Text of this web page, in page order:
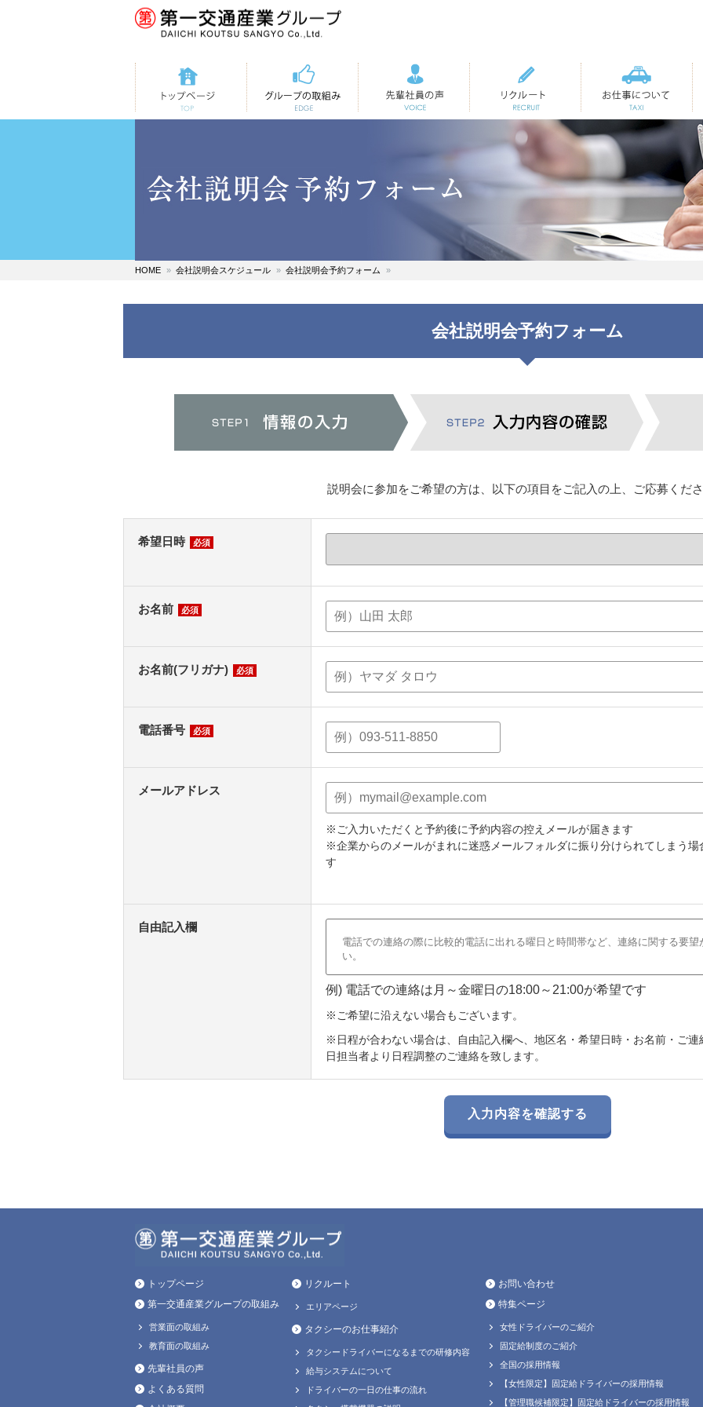
トップページ 第一交通の取組み 先輩社員の声 リクルート お仕事について
HOME 会社説明会スケジュール 会社説明会予約フォーム
会社説明会予約フォーム
説明会に参加をご希望の方は、以下の項目をご記入の上、ご応募くだ
希望日時 必須
お名前 必須
お名前(フリガナ) 必須
電話番号 必須
メールアドレス
※ご入力いただくと予約後に予約内容の控えメールが届きます
※企業からのメールがまれに迷惑メールフォルダに振り分けられてしまう
す
自由記入欄
例) 電話での連絡は月～金曜日の18:00～21:00が希望です
※ご希望に沿えない場合もございます。
※日程が合わない場合は、自由記入欄へ、地区名・希望日時・お名前・ご
日担当者より日程調整のご連絡を致します。
トップページ
第一交通産業グループの取組み
営業面の取組み
教育面の取組み
先輩社員の声
よくある質問
リクルート
エリアページ
タクシーのお仕事紹介
タクシードライバーになるまでの研修内容
給与システムについて
ドライバーの一日の仕事の流れ
お問い合わせ
特集ページ
女性ドライバーのご紹介
固定給制度のご紹介
全国の採用情報
【女性限定】固定給ドライバーの採用情報
【管理職候補限定】固定給ドライバーの採用情報